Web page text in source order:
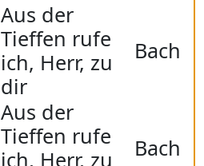
Aus der
Tieffen rufe
ich, Herr, zu
dir
Bach
Aus der
Tieffen rufe
ich, Herr, zu
Bach